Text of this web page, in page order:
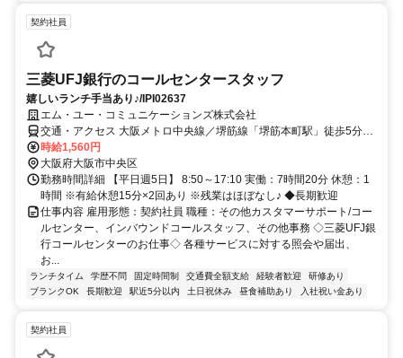
契約社員
三菱UFJ銀⾏のコールセンタースタッフ
嬉しいランチ手当あり♪/IPI02637
エム・ユー・コミュニケーションズ株式会社
交通・アクセス 大阪メトロ中央線／堺筋線「堺筋本町駅」徒歩5分、
大阪メトロ堺筋線／京阪本線「北浜駅」徒歩5分、大阪メトロ御堂筋
線「本町駅・淀屋橋駅」徒歩９分
時給1,560円
大阪府大阪市中央区
勤務時間詳細 【平日週5日】 8:50～17:10 実働：7時間20分 休憩：1
時間 ※有給休憩15分×2回あり ※残業はほぼなし♪ ◆長期歓迎
仕事内容 雇用形態：契約社員 職種：その他カスタマーサポート/コー
ルセンター、インバウンドコールスタッフ、その他事務 ◇三菱UFJ銀
行コールセンターのお仕事◇ 各種サービスに対する照会や届出、
お...
ランチタイム 学歴不問 固定時間制 交通費全額支給 経験者歓迎
研修あり
ブランクOK
長期歓迎 駅近5分以内 土日祝休み 昼食補助あり 入社祝い金あり
契約社員